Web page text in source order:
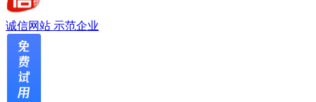
诚信网站 示范企业